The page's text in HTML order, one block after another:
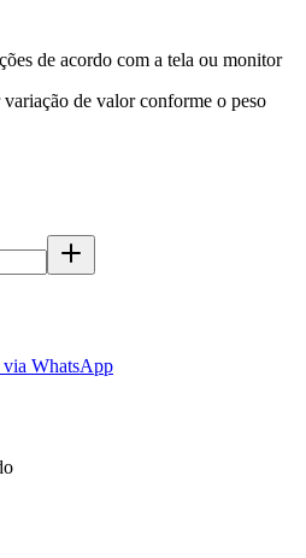
de acordo com a tela ou monitor
de valor conforme o peso
WhatsApp